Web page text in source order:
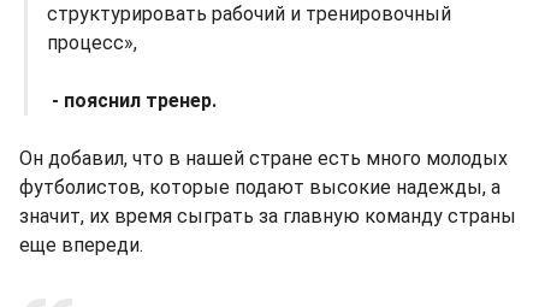
структурировать рабочий и тренировочный
процесс»,
- пояснил тренер.
Он добавил, что в нашей стране есть много молодых
футболистов, которые подают высокие надежды, а
значит, их время сыграть за главную команду страны
еще впереди.